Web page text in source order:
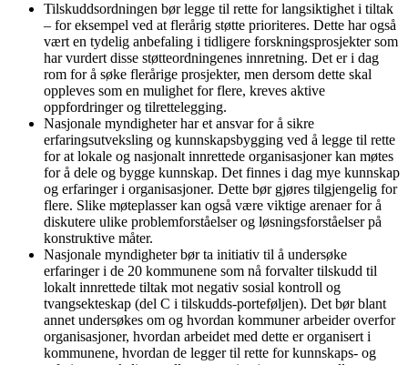
Tilskuddsordningen bør legge til rette for langsiktighet i tiltak
– for eksempel ved at flerårig støtte prioriteres. Dette har også
vært en tydelig anbefaling i tidligere forskningsprosjekter som
har vurdert disse støtteordningenes innretning. Det er i dag
rom for å søke flerårige prosjekter, men dersom dette skal
oppleves som en mulighet for flere, kreves aktive
oppfordringer og tilrettelegging.
Nasjonale myndigheter har et ansvar for å sikre
erfaringsutveksling og kunnskapsbygging ved å legge til rette
for at lokale og nasjonalt innrettede organisasjoner kan møtes
for å dele og bygge kunnskap. Det finnes i dag mye kunnskap
og erfaringer i organisasjoner. Dette bør gjøres tilgjengelig for
flere. Slike møteplasser kan også være viktige arenaer for å
diskutere ulike problemforståelser og løsningsforståelser på
konstruktive måter.
Nasjonale myndigheter bør ta initiativ til å undersøke
erfaringer i de 20 kommunene som nå forvalter tilskudd til
lokalt innrettede tiltak mot negativ sosial kontroll og
tvangsekteskap (del C i tilskudds-porteføljen). Det bør blant
annet undersøkes om og hvordan kommuner arbeider overfor
organisasjoner, hvordan arbeidet med dette er organisert i
kommunene, hvordan de legger til rette for kunnskaps- og